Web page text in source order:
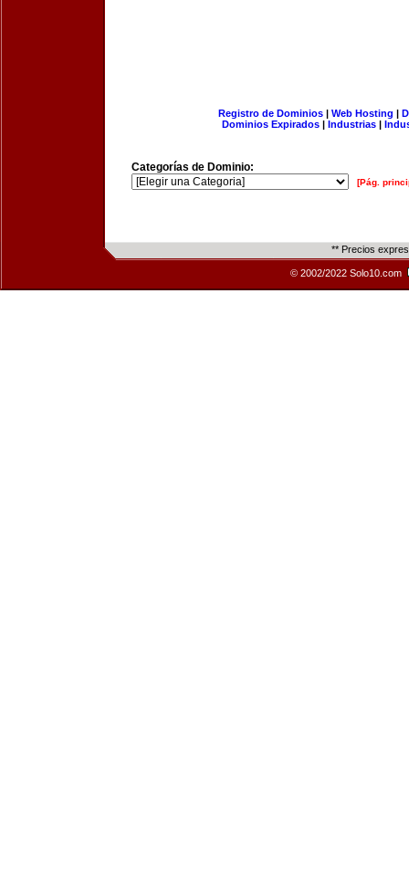
Registro de Dominios| Web Hosting |
Dominios Expirados | Industrias |
Categorías de Dominio:
[Pág.
** Precios
© 2002/2022 Solo10.com